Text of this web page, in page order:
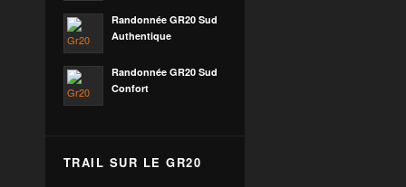
Randonnée GR20 Sud
Authentique
Randonnée GR20 Sud
Confort
TRAIL SUR LE GR20